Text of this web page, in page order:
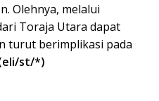
Olehnya, melalui
Toraja Utara dapat
turut berimplikasi pada
st/*)